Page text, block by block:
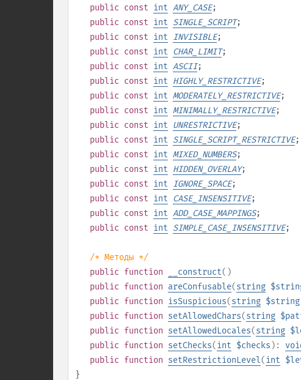
public const int ANY_CASE;
public const int SINGLE_SCRIPT;
public const int INVISIBLE;
public const int CHAR_LIMIT;
public const int ASCII;
public const int HIGHLY_RESTRICTIVE;
public const int MODERATELY_RESTRICTIVE;
public const int MINIMALLY_RESTRICTIVE;
public const int UNRESTRICTIVE;
public const int SINGLE_SCRIPT_RESTRICTIVE;
public const int MIXED_NUMBERS;
public const int HIDDEN_OVERLAY;
public const int IGNORE_SPACE;
public const int CASE_INSENSITIVE;
public const int ADD_CASE_MAPPINGS;
public const int SIMPLE_CASE_INSENSITIVE;
/* Методы */
public function __construct()
public function areConfusable(string
public function isSuspicious(string $string
public function setAllowedChars(string
public function setAllowedLocales(string
public function setChecks(int $checks ):
public function setRestrictionLevel(int
}